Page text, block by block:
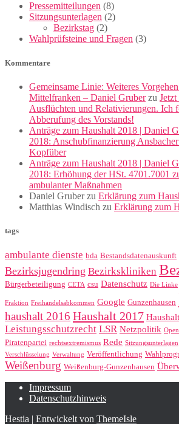
Pressemitteilungen (8)
Sitzungsunterlagen (2)
Bezirkstag (2)
Wahlprüfsteine und Fragen (3)
Kommentare
Gemeinsame Linie: Weiteres
Mittelfranken – Daniel Gruberzu
Ausflüchten und Relativierungen. Ich
Abberufung des Vorstands!
Anträge zum Haushalt 2018 | Daniel
2018: Anschubfinanzierung
Kopfüber
Anträge zum Haushalt 2018 | Daniel
2018: Erhöhung der HSt. 4701.7001
ambulanter Maßnahmen
Daniel Gruberzu Erklärung zum
Matthias Windisch zu Erklärung zum
tags
ambulante dienste bda Bestandsdatenauskunft
Bezirksjugendring Bezirkskliniken
Bürgerbeteiligung CETA csu Datenschutz Die Linke
Fraktion Freihandelsabkommen Google Gunzenhausen
haushalt 2016 Haushalt 2017
Leistungsschutzrecht LSR Netzpolitik
Piratenpartei rechtsextremismus Rede Sitzungsunterlagen
Verschlüsselung Verwaltung Veröffentlichung
Weißenburg Weißenburg-Gunzenhausen
Impressum
Datenschutzhinweis
Hestia | Entwickelt von ThemeIsle